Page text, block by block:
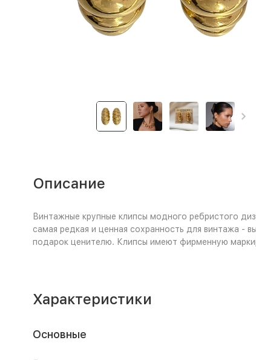
Описание
Винтажные крупные клипсы модного ребристого
самая редкая и ценная сохранность для винтажа -
подарок ценителю. Клипсы имеют фирменную
Характеристики
Основные